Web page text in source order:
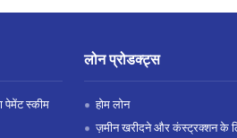
पेमेंट स्कीम
लोन प्रोडक्ट्स
होम लोन
ज़मीन खरीदने और कंस्ट्रक्शन के